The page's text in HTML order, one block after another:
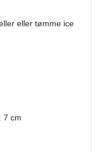
eller tømme ice
7 cm